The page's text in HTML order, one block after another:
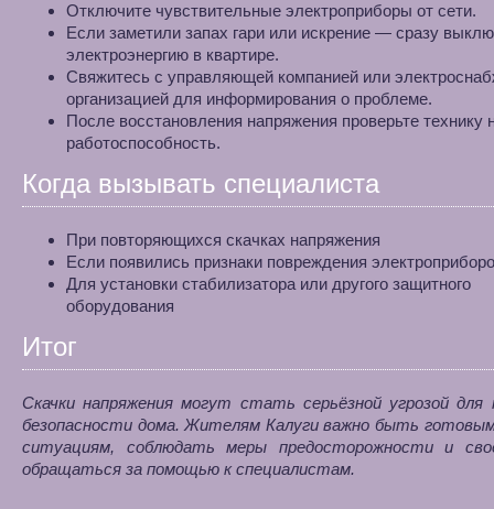
Отключите чувствительные электроприборы от сети.
Если заметили запах гари или искрение — сразу
электроэнергию в квартире.
Свяжитесь с управляющей компанией или
организацией для информирования о проблеме.
После восстановления напряжения проверьте технику
работоспособность.
Когда вызывать специалиста
При повторяющихся скачках напряжения
Если появились признаки повреждения
Для установки стабилизатора или другого защитного
оборудования
Итог
Скачки напряжения могут стать серьёзной угрозой для
безопасности дома. Жителям Калуги важно быть
ситуациям, соблюдать меры предосторожности и
обращаться за помощью к специалистам.